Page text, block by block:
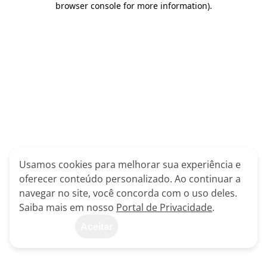
browser console for more information).
Usamos cookies para melhorar sua experiência e
oferecer conteúdo personalizado. Ao continuar a
navegar no site, você concorda com o uso deles.
Saiba mais em nosso Portal de Privacidade.